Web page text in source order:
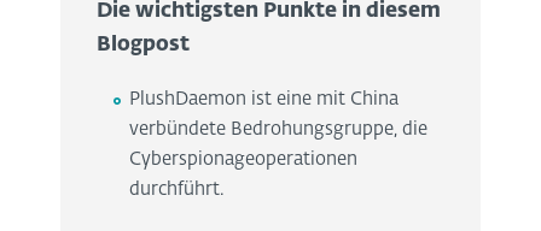
Die wichtigsten Punkte in diesem
Blogpost
PlushDaemon ist eine mit China
verbündete Bedrohungsgruppe, die
Cyberspionageoperationen
durchführt.